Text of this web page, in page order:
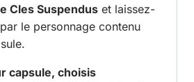
Cles Suspendus et laissez-
le personnage contenu
capsule, choisis